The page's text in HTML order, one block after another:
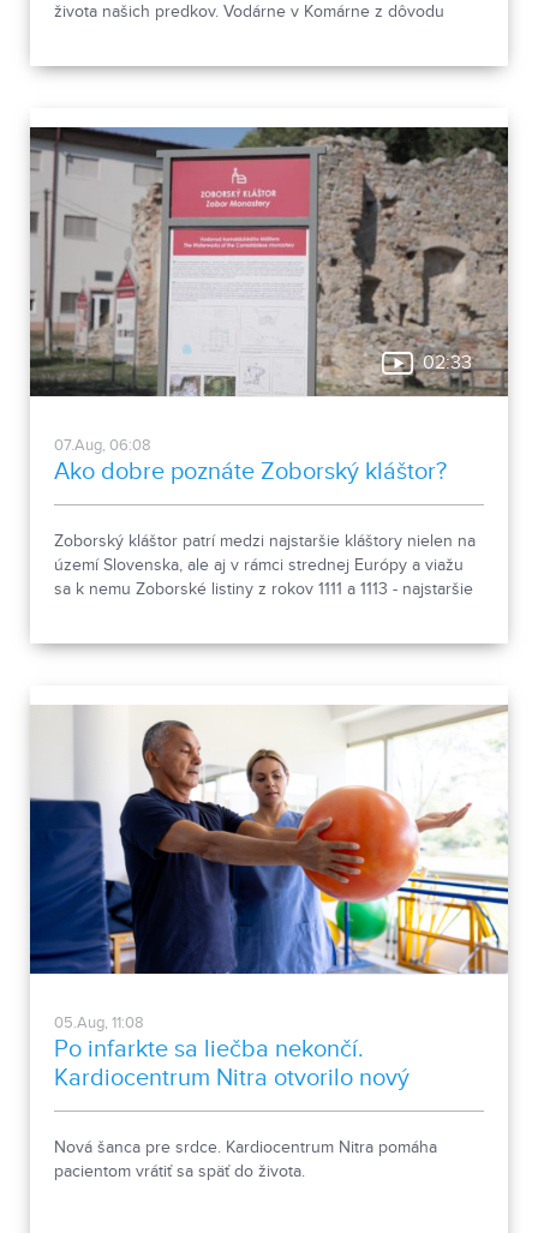
života našich predkov. Vodárne v Komárne z dôvodu
02:33
07.Aug, 06:08
Ako dobre poznáte Zoborský kláštor?
Zoborský kláštor patrí medzi najstaršie kláštory nielen na
území Slovenska, ale aj v rámci strednej Európy a viažu
sa k nemu Zoborské listiny z rokov 1111 a 1113 - najstaršie
05.Aug, 11:08
Po infarkte sa liečba nekončí.
Kardiocentrum Nitra otvorilo nový
stacionár
Nová šanca pre srdce. Kardiocentrum Nitra pomáha
pacientom vrátiť sa späť do života.